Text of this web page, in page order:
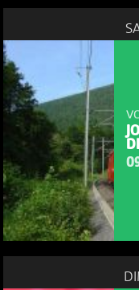
NOUS UTILISONS
En poursuivant votre
consentez à
permettent
votre disposition et
l'intérêt porté à leurs